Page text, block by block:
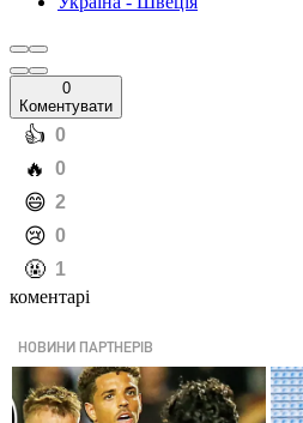
0
Коментувати
️👍 0
️🔥 0
️😄 2
️😢 0
️🤬 1
коментарі